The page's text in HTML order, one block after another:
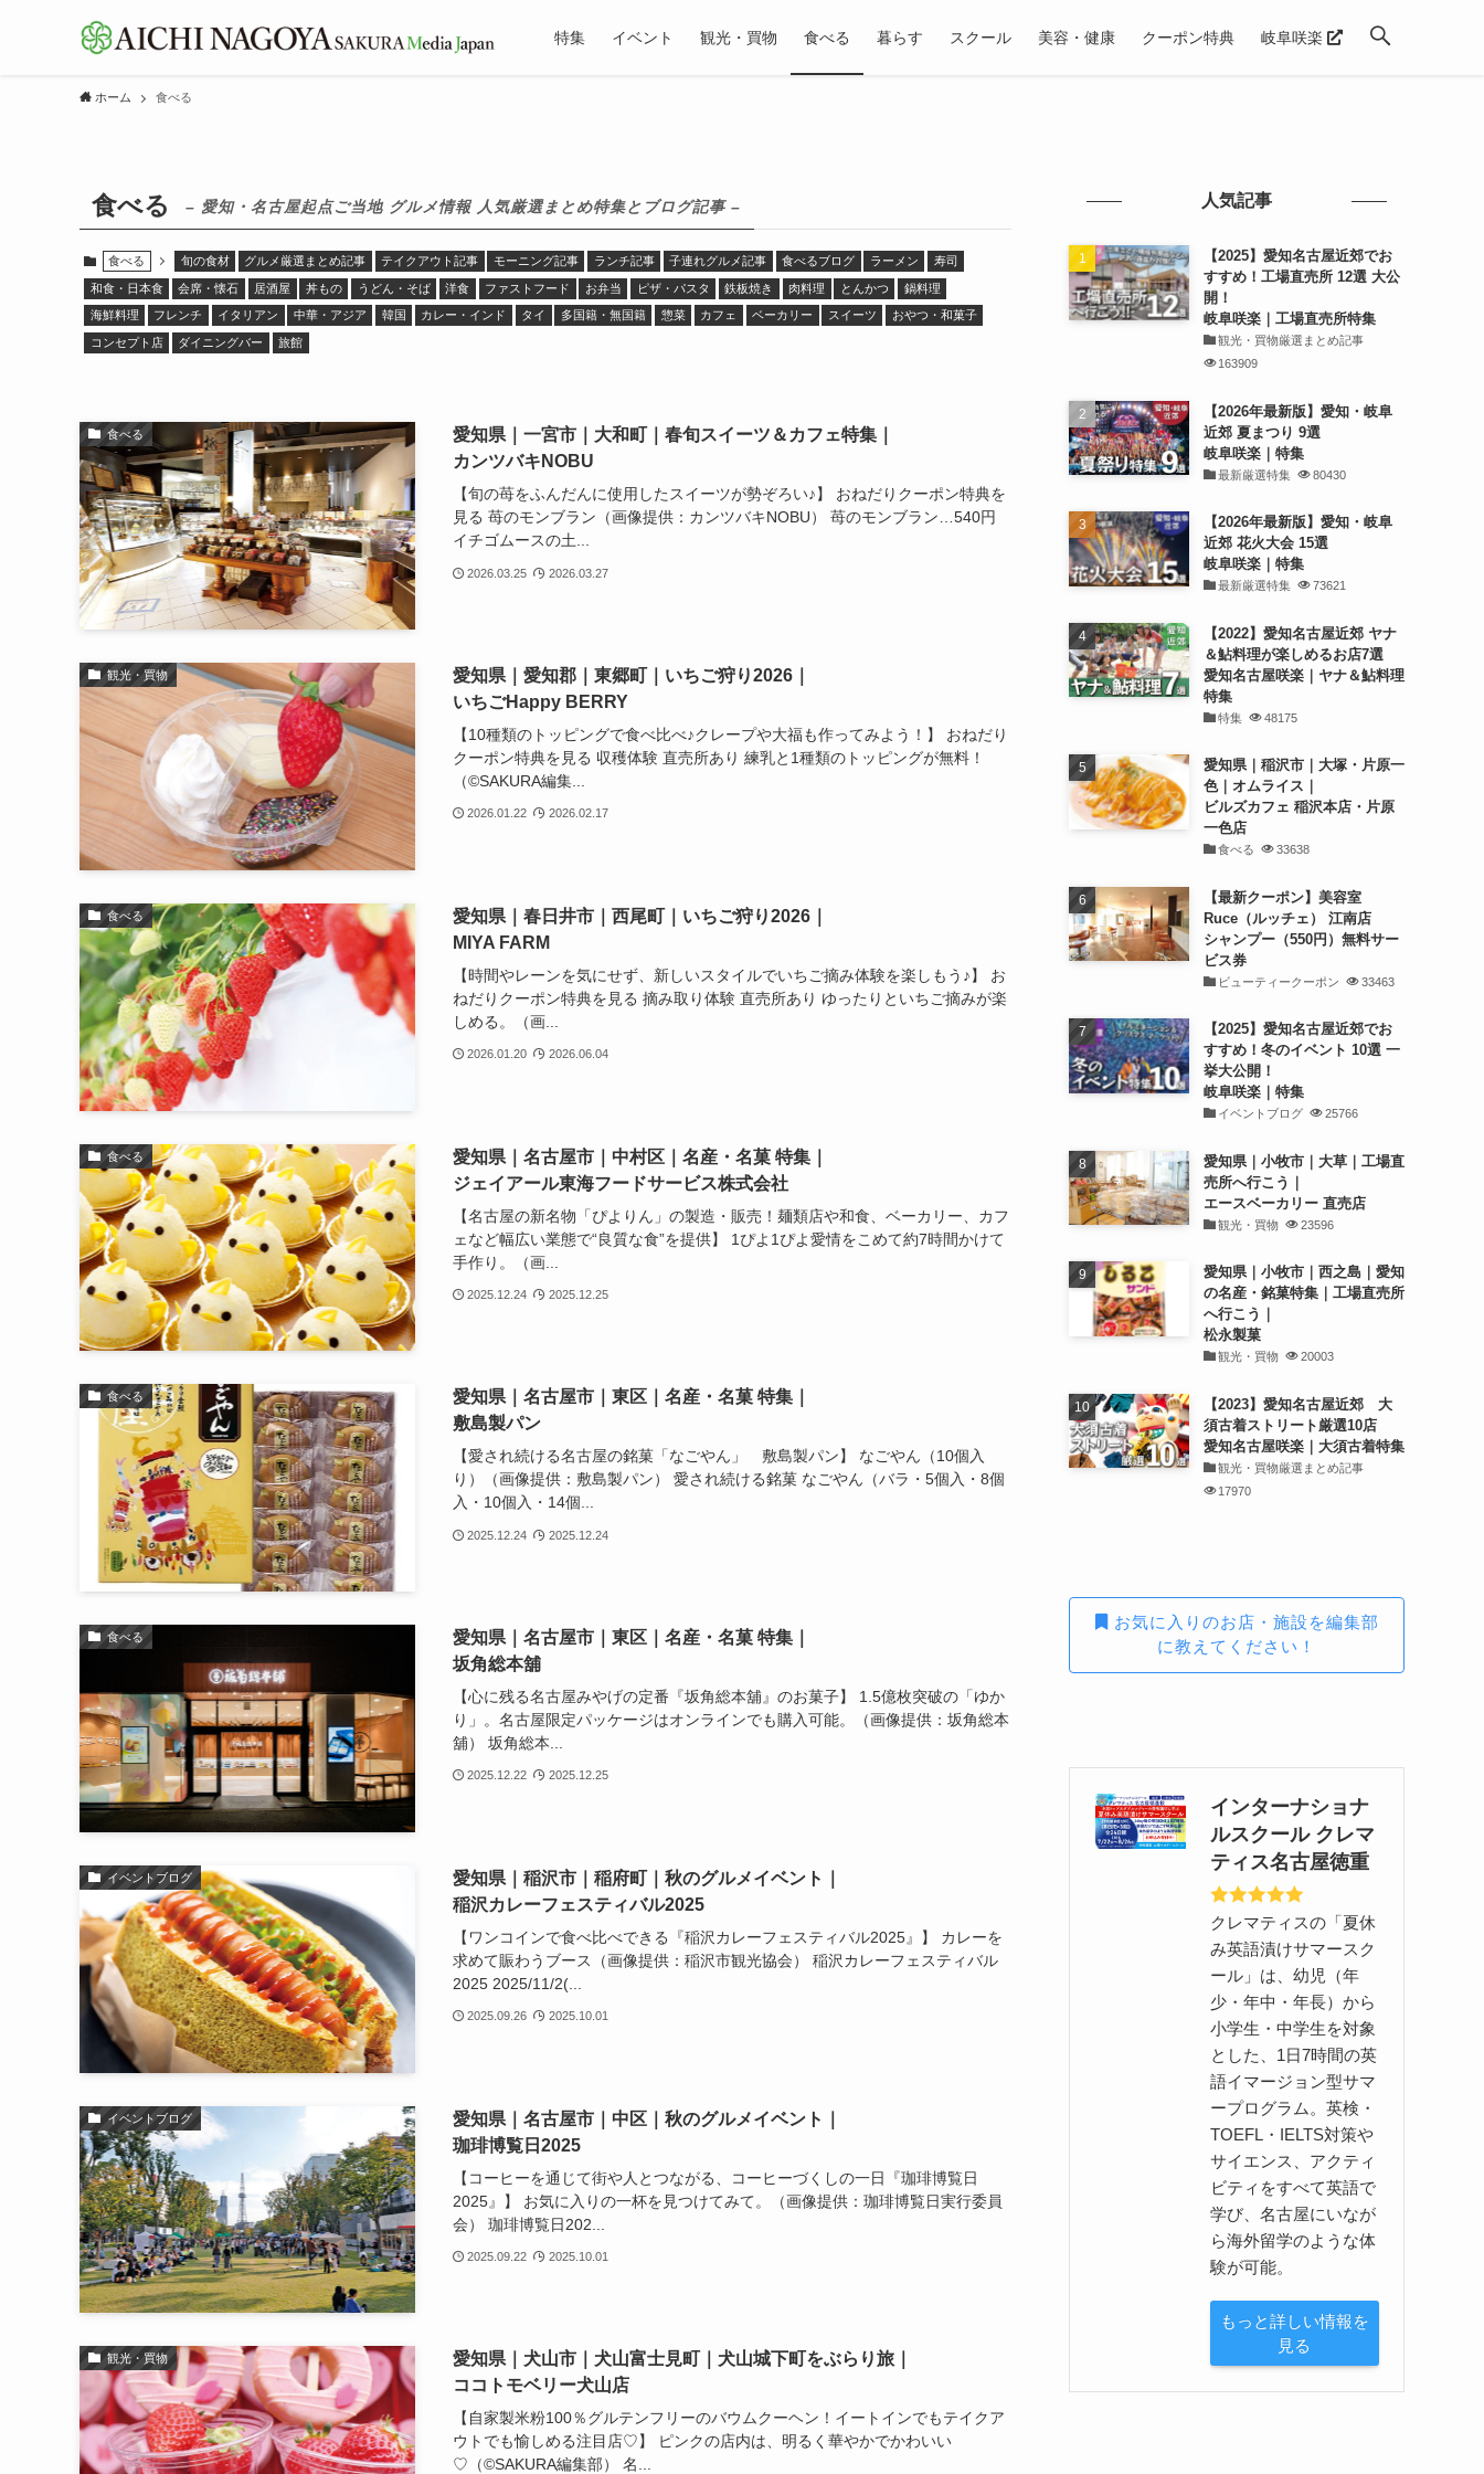
特集 イベント 観光・買物 食べる 暮らす スクール 美容・健康 クーポン特典 岐阜咲楽
ホーム 食べる
食べる – 愛知・名古屋起点ご当地 グルメ情報 人気厳選まとめ特集とブログ記事 –
食べる 旬の食材 グルメ厳選まとめ記事 テイクアウト記事 モーニング記事 ランチ記事 子連れグルメ記事 食べるブログ ラーメン 寿司
和食・日本食 会席・懐石 居酒屋 丼もの うどん・そば 洋食 ファストフード お弁当 ピザ・パスタ 鉄板焼き 肉料理 とんかつ 鍋料理
海鮮料理 フレンチ イタリアン 中華・アジア 韓国 カレー・インド タイ 多国籍・無国籍 惣菜 カフェ ベーカリー スイーツ おやつ・和菓子
コンセプト店 ダイニングバー 旅館
食べる
愛知県｜一宮市｜大和町｜春旬スイーツ＆カフェ特集｜
カンツバキNOBU
【旬の苺をふんだんに使用したスイーツが勢ぞろい♪】 おねだりクーポン特典を
見る 苺のモンブラン（画像提供：カンツバキNOBU） 苺のモンブラン…540円
イチゴムースの土...
2026.03.25 2026.03.27
観光・買物
愛知県｜愛知郡｜東郷町｜いちご狩り2026｜
いちごHappy BERRY
【10種類のトッピングで食べ比べ♪クレープや大福も作ってみよう！】 おねだり
クーポン特典を見る 収穫体験 直売所あり 練乳と1種類のトッピングが無料！
（©️SAKURA編集...
2026.01.22 2026.02.17
食べる
愛知県｜春日井市｜西尾町｜いちご狩り2026｜
MIYA FARM
【時間やレーンを気にせず、新しいスタイルでいちご摘み体験を楽しもう♪】 お
ねだりクーポン特典を見る 摘み取り体験 直売所あり ゆったりといちご摘みが楽
しめる。（画...
2026.01.20 2026.06.04
食べる
愛知県｜名古屋市｜中村区｜名産・名菓 特集｜
ジェイアール東海フードサービス株式会社
【名古屋の新名物「ぴよりん」の製造・販売！麺類店や和食、ベーカリー、カフ
ェなど幅広い業態で“良質な食”を提供】 1ぴよ1ぴよ愛情をこめて約7時間かけて
手作り。（画...
2025.12.24 2025.12.25
食べる
愛知県｜名古屋市｜東区｜名産・名菓 特集｜
敷島製パン
【愛され続ける名古屋の銘菓「なごやん」 敷島製パン】 なごやん（10個入
り）（画像提供：敷島製パン） 愛され続ける銘菓 なごやん（バラ・5個入・8個
入・10個入・14個...
2025.12.24 2025.12.24
食べる
愛知県｜名古屋市｜東区｜名産・名菓 特集｜
坂角総本舖
【心に残る名古屋みやげの定番『坂角総本舖』のお菓子】 1.5億枚突破の「ゆか
り」。名古屋限定パッケージはオンラインでも購入可能。（画像提供：坂角総本
舖） 坂角総本...
2025.12.22 2025.12.25
イベントブログ
愛知県｜稲沢市｜稲府町｜秋のグルメイベント｜
稲沢カレーフェスティバル2025
【ワンコインで食べ比べできる『稲沢カレーフェスティバル2025』】 カレーを
求めて賑わうブース（画像提供：稲沢市観光協会） 稲沢カレーフェスティバル
2025 2025/11/2(...
2025.09.26 2025.10.01
イベントブログ
愛知県｜名古屋市｜中区｜秋のグルメイベント｜
珈琲博覧日2025
【コーヒーを通じて街や人とつながる、コーヒーづくしの一日『珈琲博覧日
2025』】 お気に入りの一杯を見つけてみて。（画像提供：珈琲博覧日実行委員
会） 珈琲博覧日202...
2025.09.22 2025.10.01
観光・買物
愛知県｜犬山市｜犬山富士見町｜犬山城下町をぶらり旅｜
ココトモベリー犬山店
【自家製米粉100％グルテンフリーのバウムクーヘン！イートインでもテイクア
ウトでも愉しめる注目店♡】 ピンクの店内は、明るく華やかでかわいい
♡（©️SAKURA編集部） 名...
人気記事
【2025】愛知名古屋近郊でお
すすめ！工場直売所 12選 大公
開！
岐阜咲楽｜工場直売所特集
観光・買物厳選まとめ記事
163909
【2026年最新版】愛知・岐阜
近郊 夏まつり 9選
岐阜咲楽｜特集
最新厳選特集 80430
【2026年最新版】愛知・岐阜
近郊 花火大会 15選
岐阜咲楽｜特集
最新厳選特集 73621
【2022】愛知名古屋近郊 ヤナ
＆鮎料理が楽しめるお店7選
愛知名古屋咲楽｜ヤナ＆鮎料理
特集
特集 48175
愛知県｜稲沢市｜大塚・片原一
色｜オムライス｜
ビルズカフェ 稲沢本店・片原
一色店
食べる 33638
【最新クーポン】美容室
Ruce（ルッチェ） 江南店
シャンプー（550円）無料サー
ビス券
ビューティークーポン 33463
【2025】愛知名古屋近郊でお
すすめ！冬のイベント 10選 一
挙大公開！
岐阜咲楽｜特集
イベントブログ 25766
愛知県｜小牧市｜大草｜工場直
売所へ行こう｜
エースベーカリー 直売店
観光・買物 23596
愛知県｜小牧市｜西之島｜愛知
の名産・銘菓特集｜工場直売所
へ行こう｜
松永製菓
観光・買物 20003
【2023】愛知名古屋近郊 大
須古着ストリート厳選10店
愛知名古屋咲楽｜大須古着特集
観光・買物厳選まとめ記事
17970
お気に入りのお店・施設を編集部
に教えてください！
インターナショナ
ルスクール クレマ
ティス名古屋徳重
クレマティスの「夏休
み英語漬けサマースク
ール」は、幼児（年
少・年中・年長）から
小学生・中学生を対象
とした、1日7時間の英
語イマージョン型サマ
ープログラム。英検・
TOEFL・IELTS対策や
サイエンス、アクティ
ビティをすべて英語で
学び、名古屋にいなが
ら海外留学のような体
験が可能。
もっと詳しい情報を
見る